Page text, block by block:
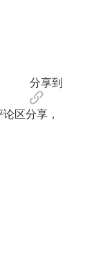
分享到
区分享，